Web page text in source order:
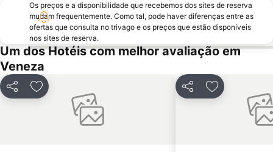
Rosa Salva
Arsenal de Veneza
Sottomarina
Casinò di Venezia
Lido Venezia
Mestre Fil Fest
PadovaFiere
Al Graspo de Ua
Campo San Polo
Isola di Giudecca
Favaro Veneto
Sino San Marco
Os preços e a disponibilidade que recebemos dos sites de reserva
mudam frequentemente. Como tal, pode haver diferenças entre as
ofertas que consulta no trivago e os preços que estão disponíveis
nos sites de reserva.
Um dos Hotéis com melhor avaliação em
Veneza
PartilharAdicionar aos favoritos PartilharAdicionar